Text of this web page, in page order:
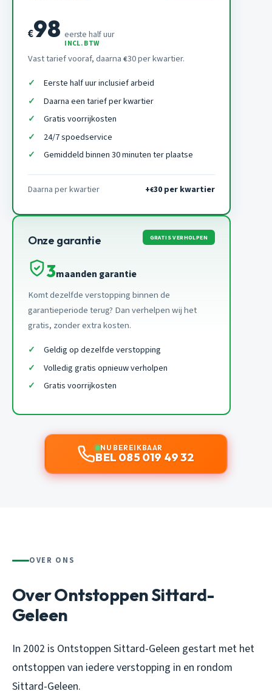
€98 eerste half uur
INCL. BTW
Vast tarief vooraf, daarna €30 per kwartier.
Eerste half uur inclusief arbeid
Daarna een tarief per kwartier
Gratis voorrijkosten
24/7 spoedservice
Gemiddeld binnen 30 minuten ter plaatse
Daarna per kwartier +€30 per kwartier
Onze garantie GRATIS VERHOLPEN
3maanden garantie
Komt dezelfde verstopping binnen de
garantieperiode terug? Dan verhelpen wij het
gratis, zonder extra kosten.
Geldig op dezelfde verstopping
Volledig gratis opnieuw verholpen
Gratis voorrijkosten
NU BEREIKBAAR
BEL 085 019 49 32
OVER ONS
Over Ontstoppen Sittard-
Geleen
In 2002 is Ontstoppen Sittard-Geleen gestart met het
ontstoppen van iedere verstopping in en rondom
Sittard-Geleen.